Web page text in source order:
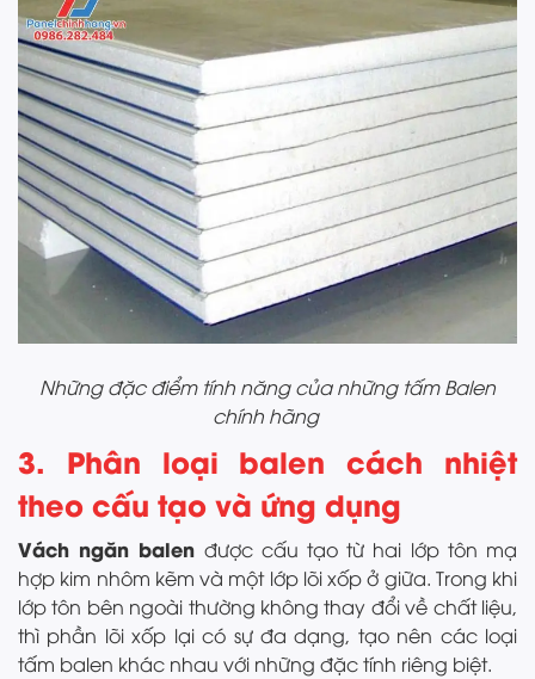
Những đặc điểm tính năng của những tấm Balen
chính hãng
3. Phân loại balen cách nhiệt
theo cấu tạo và ứng dụng
Vách ngăn balen được cấu tạo từ hai lớp tôn mạ
hợp kim nhôm kẽm và một lớp lõi xốp ở giữa. Trong khi
lớp tôn bên ngoài thường không thay đổi về chất liệu,
thì phần lõi xốp lại có sự đa dạng, tạo nên các loại
tấm balen khác nhau với những đặc tính riêng biệt.